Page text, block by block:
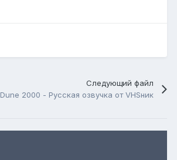
Следующий файл
Dune 2000 - Русская озвучка от VHSник